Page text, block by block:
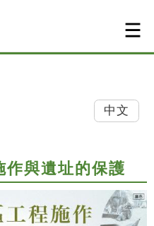
中文
作與遺址的保護